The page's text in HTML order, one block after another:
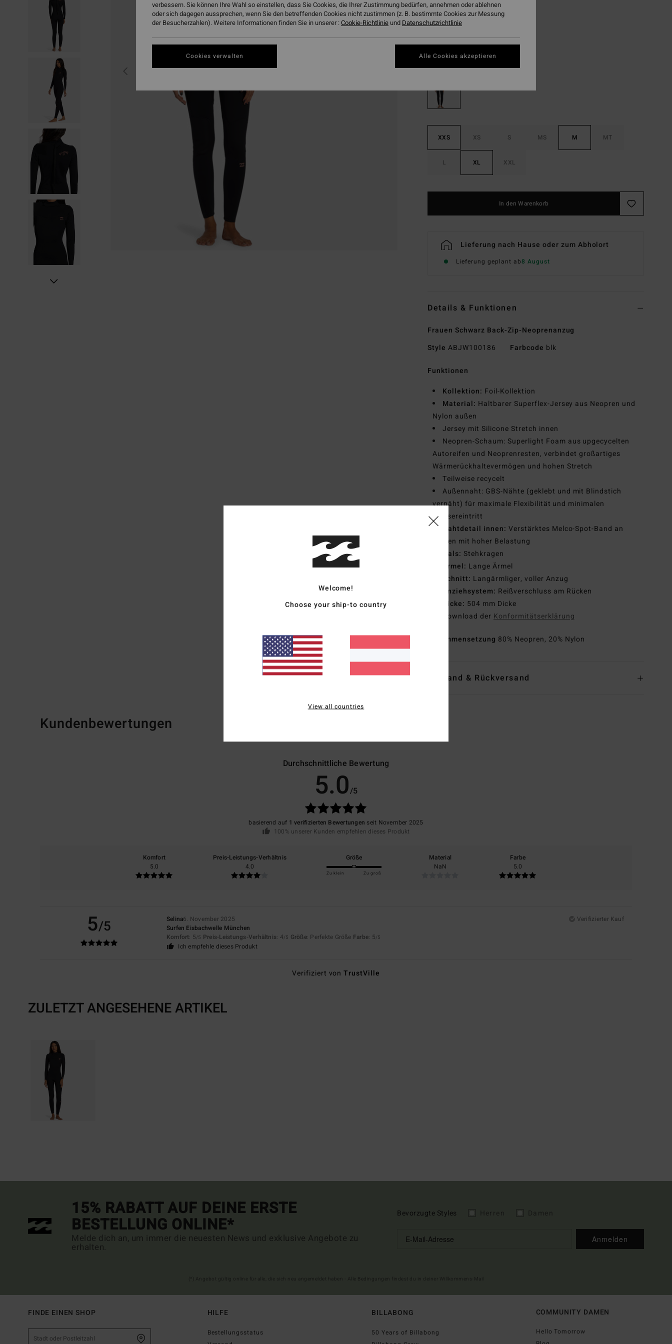
SALE
DOPPELTER RABATT EXTRA 25%
FarbeBlack
XXS XS S MS M MT
L XL XXL
In den Warenkorb
Lieferung nach Hause oder zum Abholort
Lieferung geplant ab8 August
Details & Funktionen
Frauen Schwarz Back-Zip-Neoprenanzug
Style ABJW100186 Farbcode blk
Funktionen
Kollektion: Foil-Kollektion
Material: Haltbarer Superflex-Jersey aus Neopren und
Nylon außen
Jersey mit Silicone Stretch innen
Neopren-Schaum: Superlight Foam aus upgecycelten
Autoreifen und Neoprenresten, verbindet großartiges
Wärmerückhaltevermögen und hohen Stretch
Teilweise recycelt
Außennaht: GBS-Nähte (geklebt und mit Blindstich
vernäht) für maximale Flexibilität und minimalen
Wassereintritt
Nahtdetail innen: Verstärktes Melco-Spot-Band an
Stellen mit hoher Belastung
Hals: Stehkragen
Ärmel: Lange Ärmel
Schnitt: Langärmliger, voller Anzug
Anziehsystem: Reißverschluss am Rücken
Dicke: 504 mm Dicke
Download der Konformitätserklärung
Zusammensetzung 80% Neopren, 20% Nylon
Versand & Rückversand
Kundenbewertungen
Durchschnittliche Bewertung
5.0/5
basierend auf 1 verifizierten Bewertungen seit November 2025
100% unserer Kunden empfehlen dieses Produkt
Komfort
5.0
Preis-Leistungs-Verhältnis
4.0
Größe
Zu klein Zu groß
Material
NaN
Farbe
5.0
5/5 Selina6. November 2025
Verifizierter Kauf
Surfen Eisbachwelle München
Komfort: 5/5 Preis-Leistungs-Verhältnis: 4/5 Größe: Perfekte Größe Farbe: 5/5
Ich empfehle dieses Produkt
Verifiziert vonTrustVille
ZULETZT ANGESEHENE ARTIKEL
15% RABATT AUF DEINE ERSTE
BESTELLUNG ONLINE*
Melde dich an, um immer die neuesten News und exklusive Angebote zu
erhalten.
Bevorzugte Styles
Anmelden
FINDE EINEN SHOP HILFE
Bestellungsstatus
BILLABONG
50 Years of Billabong
COMMUNITY DAMEN
Hello Tomorrow
Welcome!
Choose your ship-to country
View all countries
verbessern. Sie können Ihre Wahl so einstellen, dass Sie Cookies, die Ihrer Zustimmung bedürfen, annehmen oder ablehnen
oder sich dagegen aussprechen, wenn Sie den betreffenden Cookies nicht zustimmen (z. B. bestimmte Cookies zur Messung
der Besucherzahlen). Weitere Informationen finden Sie in unserer :Cookie-Richtlinie und Datenschutzrichtlinie
Cookies verwalten Alle Cookies akzeptieren